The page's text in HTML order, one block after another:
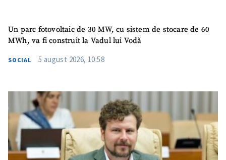
Un parc fotovoltaic de 30 MW, cu sistem de stocare de 60
MWh, va fi construit la Vadul lui Vodă
SOCIAL 5 august 2026, 10:58